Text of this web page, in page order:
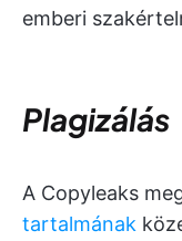
emberi
Plagizálás
A Copyleaks
tartalmának